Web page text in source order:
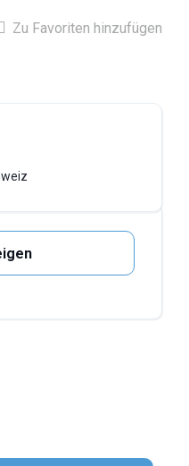
Zu Favoriten hinzufügen